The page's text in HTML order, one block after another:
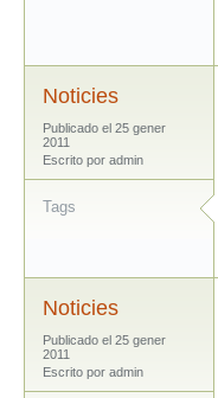
Noticies
Publicado el 25 gener
2011
Escrito por admin
Tags
Noticies
Publicado el 25 gener
2011
Escrito por admin